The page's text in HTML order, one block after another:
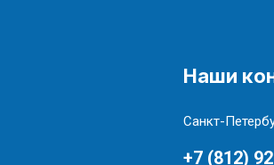
Наши
Санкт-
+7 (812)